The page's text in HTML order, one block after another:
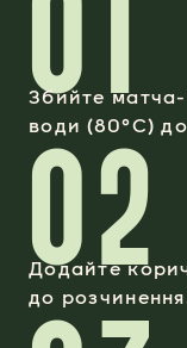
Збийте
води (80°C)
02
Додайте
до